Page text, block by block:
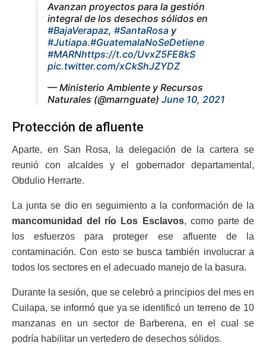
Avanzan proyectos para la gestión
integral de los desechos sólidos en
#BajaVerapaz, #SantaRosa y
#Jutiapa.#GuatemalaNoSeDetiene
#MARNhttps://t.co/UvxZ5FE8kS
pic.twitter.com/xCkShJZYDZ
— Ministerio Ambiente y Recursos
Naturales (@marnguate) June 10, 2021
Protección de afluente
Aparte, en San Rosa, la delegación de la cartera se
reunió con alcaldes y el gobernador departamental,
Obdulio Herrarte.
La junta se dio en seguimiento a la conformación de la
mancomunidad del río Los Esclavos, como parte de
los esfuerzos para proteger ese afluente de la
contaminación. Con esto se busca también involucrar a
todos los sectores en el adecuado manejo de la basura.
Durante la sesión, que se celebró a principios del mes en
Cuilapa, se informó que ya se identificó un terreno de 10
manzanas en un sector de Barberena, en el cual se
podría habilitar un vertedero de desechos sólidos.